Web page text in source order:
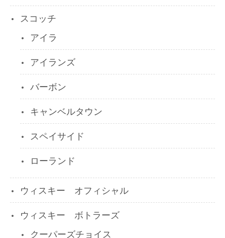
スコッチ
アイラ
アイランズ
バーボン
キャンベルタウン
スペイサイド
ローランド
ウィスキー オフィシャル
ウィスキー ボトラーズ
クーパーズチョイス